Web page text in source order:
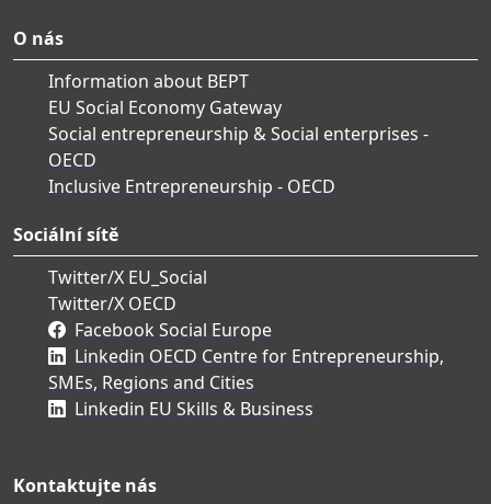
O nás
Information about BEPT
EU Social Economy Gateway
Social entrepreneurship & Social enterprises -
OECD
Inclusive Entrepreneurship - OECD
Sociální sítě
Twitter/X EU_Social
Twitter/X OECD
Facebook Social Europe
Linkedin OECD Centre for Entrepreneurship,
SMEs, Regions and Cities
Linkedin EU Skills & Business
Kontaktujte nás